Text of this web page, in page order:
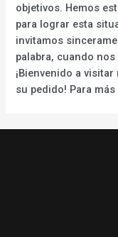
objetivos. Hemos
para lograr esta
invitamos
palabra, cuando
¡Bienvenido a
su pedido! Para